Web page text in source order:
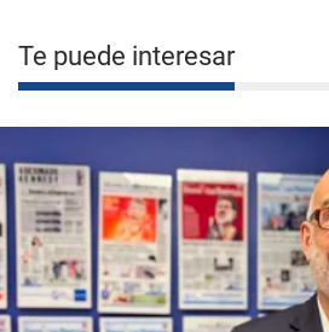
Te puede interesar